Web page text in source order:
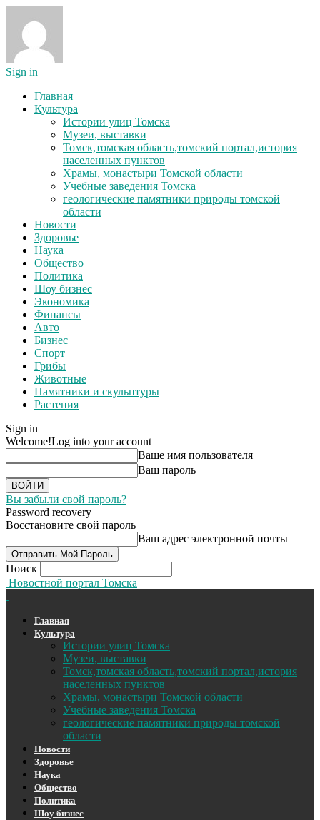
Sign in
Главная
Культура
Истории улиц Томска
Музеи, выставки
Томск,томская область,томский портал,история
населенных пунктов
Храмы, монастыри Томской области
Учебные заведения Томска
геологические памятники природы томской
области
Новости
Здоровье
Наука
Общество
Политика
Шоу бизнес
Экономика
Финансы
Авто
Бизнес
Спорт
Грибы
Животные
Памятники и скульптуры
Растения
Sign in
Welcome!Log into your account
Ваше имя пользователя
Ваш пароль
Вы забыли свой пароль?
Password recovery
Восстановите свой пароль
Ваш адрес электронной почты
Поиск
Новостной портал Томска
Главная
Культура
Истории улиц Томска
Музеи, выставки
Томск,томская область,томский портал,история
населенных пунктов
Храмы, монастыри Томской области
Учебные заведения Томска
геологические памятники природы томской
области
Новости
Здоровье
Наука
Общество
Политика
Шоу бизнес